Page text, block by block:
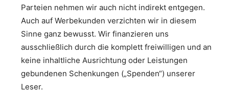
Parteien nehmen wir auch nicht indirekt entgegen.
Auch auf Werbekunden verzichten wir in diesem
Sinne ganz bewusst. Wir finanzieren uns
ausschließlich durch die komplett freiwilligen und an
keine inhaltliche Ausrichtung oder Leistungen
gebundenen Schenkungen („Spenden“) unserer
Leser.